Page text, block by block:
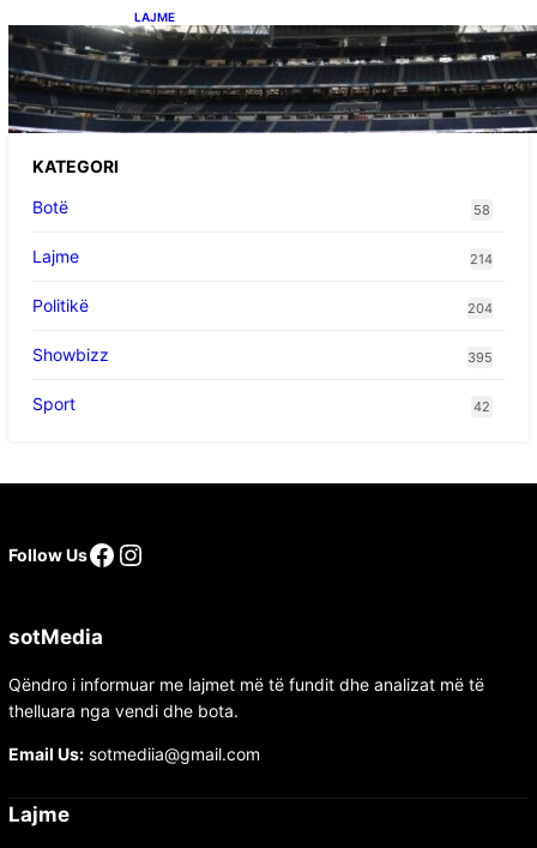
LAJME
Ish-mesfushori i Real Madridit dhe
Argjentinës,shtrohet urgjentisht në spital pas
problemeve me zemrën, mungon në ndeshjet
e ardhshme
KATEGORI
Botë
58
Lajme 214
Politikë 204
Showbizz 395
Sport 42
Follow Us
sotMedia
Qëndro i informuar me lajmet më të fundit dhe analizat më të
thelluara nga vendi dhe bota.
Email Us:sotmediia@gmail.com
Lajme